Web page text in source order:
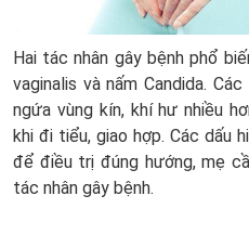
Hai tác nhân gây bệnh phổ
vaginalis và nấm Candida.
ngứa vùng kín, khí hư nhiều
khi đi tiểu, giao hợp. Các dấu
để điều trị đúng hướng, mẹ
tác nhân gây bệnh.